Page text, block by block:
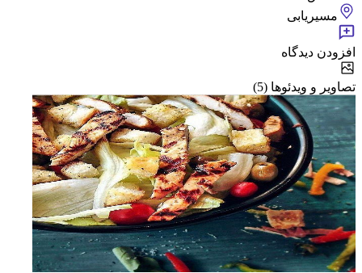
مسیریابی
افزودن دیدگاه
تصاویر و ویدئوها (5)